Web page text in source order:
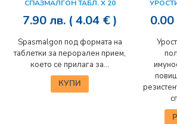
СПАЗМАЛГОН ТАБЛ. Х 20
7.90лв. ( 4.04 € )
Spasmalgon под формата на
таблетки за перорален прием,
което се прилага за...
КУПИ
0.00